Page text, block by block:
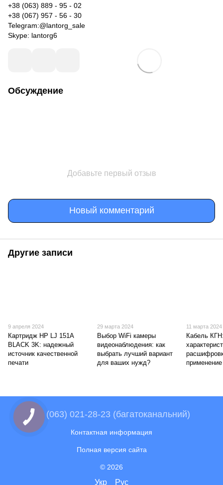
+38 (063) 889 - 95 - 02
+38 (067) 957 - 56 - 30
Telegram:@lantorg_sale
Skype: lantorg6
Обсуждение
Добавьте первый отзыв
Новый комментарий
Другие записи
9 апреля 2024
Картридж HP LJ 151A
BLACK 3K: надежный
источник качественной
печати
29 марта 2024
Выбор WiFi камеры
видеонаблюдения: как
выбрать лучший вариант
для ваших нужд?
11 марта 2024
Кабель
применение
+38 (063) 021-28-23 (багатоканальний)
Контактная информация
Полная версия сайта
© 2026
Укр Рус